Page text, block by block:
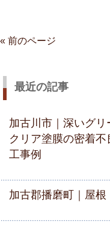
« 前のページ
最近の記事
加古川市｜深いグ
クリア塗膜の密着
工事例
加古郡播磨町｜屋